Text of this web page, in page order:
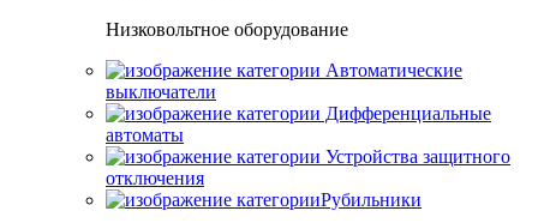
Низковольтное оборудование
Автоматические
выключатели
Дифференциальные
автоматы
Устройства защитного
отключения
Рубильники